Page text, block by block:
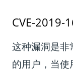
CVE-2019-
这种漏洞是非
的用户，当